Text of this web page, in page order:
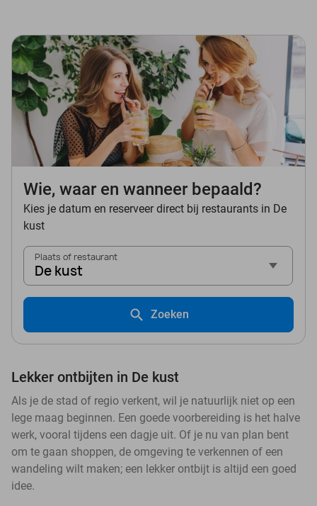
Wie, waar en wanneer bepaald?
Kies je datum en reserveer direct bij restaurants in De
kust
Plaats of restaurant
De kust
Zoeken
Lekker ontbijten in De kust
Als je de stad of regio verkent, wil je natuurlijk niet op een
lege maag beginnen. Een goede voorbereiding is het halve
werk, vooral tijdens een dagje uit. Of je nu van plan bent
om te gaan shoppen, de omgeving te verkennen of een
wandeling wilt maken; een lekker ontbijt is altijd een goed
idee.